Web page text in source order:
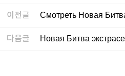
이전글 Смотреть Новая
다음글 Новая Битва